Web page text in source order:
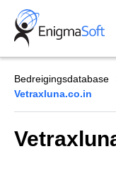
Skip
content
Bedreigingsdatabase
Vetraxluna.co.in